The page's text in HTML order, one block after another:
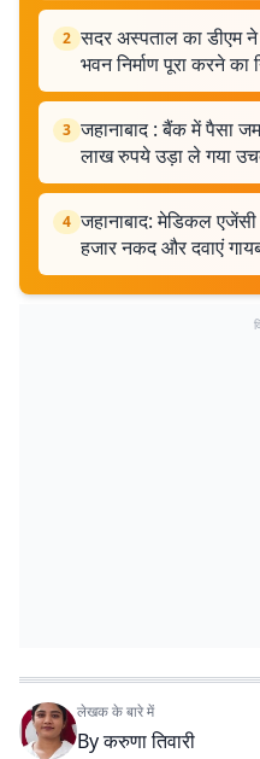
2 सदर अस्पताल का डीएम
भवन निर्माण पूरा करने का
3 जहानाबाद : बैंक में पैसा
लाख रुपये उड़ा ले गया
4 जहानाबाद: मेडिकल एजेंसी
हजार नकद और दवाएं
लेखक के बारे में
Byकरुणा तिवारी